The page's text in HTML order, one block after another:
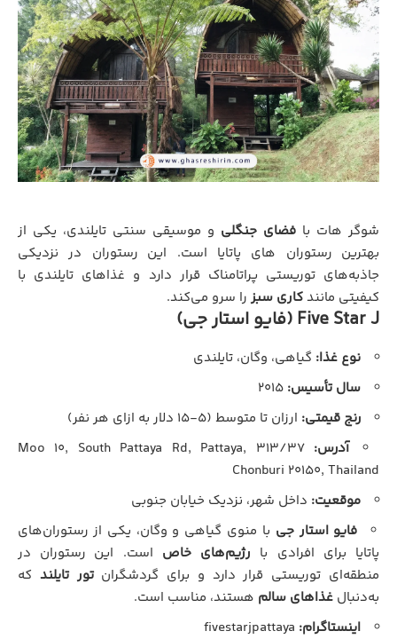
شوگر هات با فضای جنگلی و موسیقی سنتی تایلندی، یکی از
بهترین رستوران‌ های پاتایا است. این رستوران در نزدیکی
جاذبه‌های توریستی پراتامناک قرار دارد و غذاهای تایلندی با
کیفیتی مانندکاری سبز را سرو می‌کند.
Five Star J (فایو استار جی)
نوع غذا: گیاهی، وگان، تایلندی
سال تأسیس:
رنج قیمتی: ارزان تا متوسط (۵-۱۵ دلار به ازای هر نفر)
آدرس:
۳۱۳/۳۷ Moo ۱۰, South Pattaya Rd, Pattaya,
Chonburi ۲۰۱۵۰, Thailand
موقعیت: داخل شهر، نزدیک خیابان جنوبی
فایو استار جی با منوی گیاهی و وگان، یکی از رستوران‌های
پاتایا برای افرادی با رژیم‌های خاص است. این رستوران در
منطقه‌ای توریستی قرار دارد و برای گردشگرانتور تایلند که
به‌دنبال غذاهای سالم هستند، مناسب است.
اینستاگرام: